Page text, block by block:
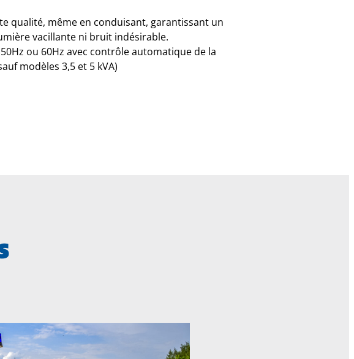
qualité, même en conduisant, garantissant un
vacillante ni bruit indésirable.
ou 60Hz avec contrôle automatique de la
modèles 3,5 et 5 kVA)